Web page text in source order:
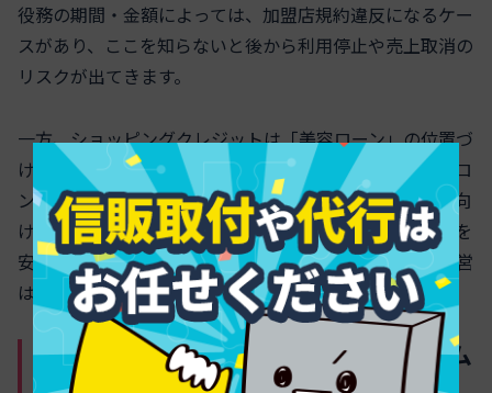
役務の期間・金額によっては、加盟店規約違反になるケー
スがあり、ここを知らないと後から利用停止や売上取消の
リスクが出てきます。
一方、ショッピングクレジットは「美容ローン」の位置づ
けで、信販会社が顧客に分割で貸し付け、その代金をサロ
ンに一括で立替えてくれる仕組みです。特定継続的役務向
けに契約や解約のフローが整っているため、高額コースを
安全に扱いたいサロンほど、こちらを軸に考えた方が運営
は安定しやすくなります。
分割決済サービスと一括入金型スキーム
エステ導入で知るべきポイント